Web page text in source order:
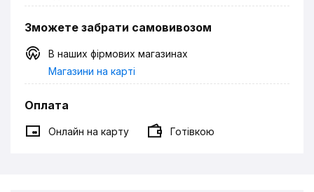
Зможете забрати самовивозом
В наших фірмових магазинах
Магазини на карті
Оплата
Онлайн на карту Готівкою